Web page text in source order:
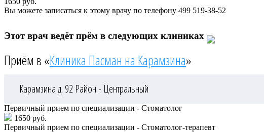
Вы можете записаться к этому врачу по телефону 499 519-38-52
Этот врач ведёт прём в следующих клиниках
Приём в «Клиника Пасман на Карамзина»
Карамзина д. 92 Район - Центральный
Первичный прием по специализации - Стоматолог
1650 руб.
Первичный прием по специализации - Стоматолог-терапевт